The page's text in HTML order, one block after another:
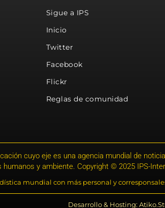
Sigue a IPS
Inicio
Twitter
Facebook
Flickr
Reglas de comunidad
cuyo eje es una agencia mundial de
humanos y ambiente. Copyright © 2025 IPS-
mundial con más personal y
Desarrollo & Hosting: